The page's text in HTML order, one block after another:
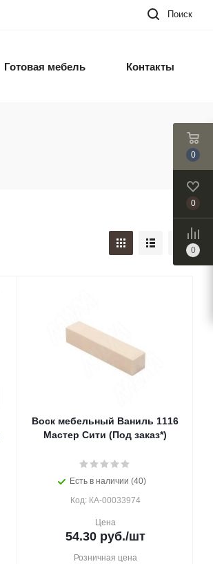
Поиск
Готовая мебель Контакты
Воск мебельный Ваниль 1116
Мастер Сити (Под заказ*)
Есть в наличии (40)
Код: КА-00033974
Цена
54.30руб./шт
Розничная цена
0
0
0